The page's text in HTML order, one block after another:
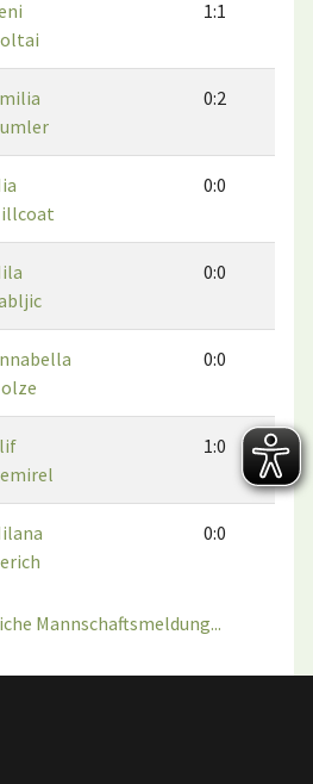
1:1
0:2
0:0
0:0
0:0
1:0 0:0
0:0
Mannschaftsmeldung...